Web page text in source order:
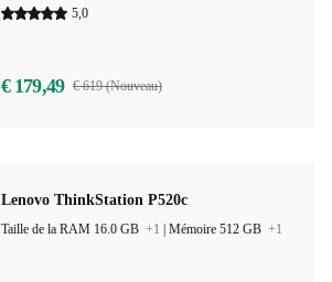
5,0
€ 179,49 € 619 (Nouveau)
Lenovo ThinkStation P520c
Taille de la RAM 16.0 GB +1 Mémoire 512 GB +1